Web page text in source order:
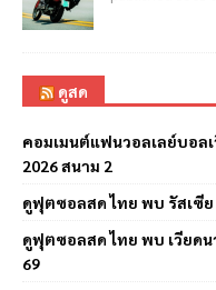
ดูสด
คอมเมนต์แฟนวอลเลย์บอลเ
2026 สนาม 2
ดูฟุตซอลสด ไทย พบ รัสเซีย
ดูฟุตซอลสด ไทย พบ เวียดน
69